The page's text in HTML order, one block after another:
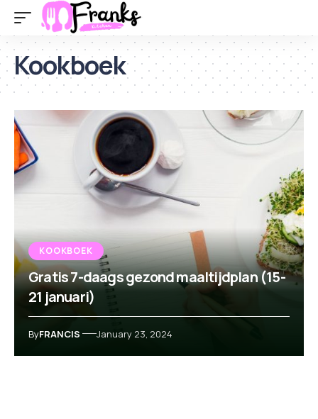
Kookboek
KOOKBOEK
Gratis 7-daags gezond maaltijdplan (15-
21 januari)
ByFRANCIS January 23, 2024